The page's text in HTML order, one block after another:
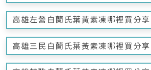
高雄左營白蘭氏葉黃素凍哪裡買分享
高雄三民白蘭氏葉黃素凍哪裡買分享